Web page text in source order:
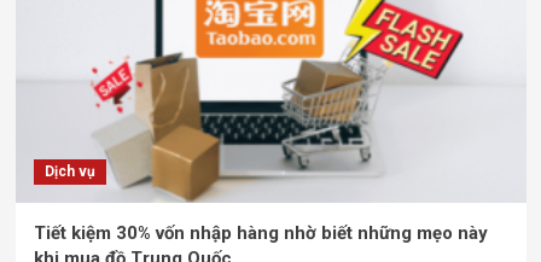
Dịch vụ
Tiết kiệm 30% vốn nhập hàng nhờ biết những mẹo này